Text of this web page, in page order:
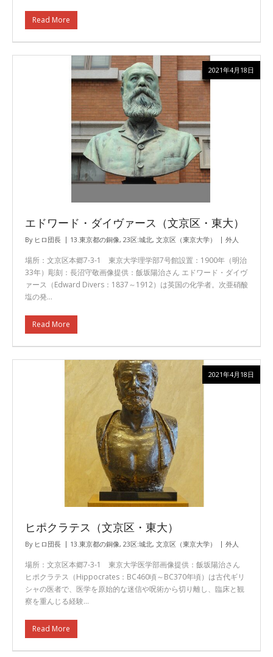
Read More
エドワード・ダイヴァース（文京区・東大）
By ヒロ団長 13.東京都の銅像, 23区:城北, 文京区（東京大学） 外人
場所：文京区本郷7-3-1 東京大学理学部7号館設置：1900年（明治
33年）彫刻：長沼守敬画像提供：飯坂陽治さん エドワード・ダイヴ
ァース（Edward Divers：1837～1912）は英国の化学者。次亜硝酸
塩の発…
Read More
2021年4月18日
ヒポクラテス（文京区・東大）
By ヒロ団長 13.東京都の銅像, 23区:城北, 文京区（東京大学） 外人
場所：文京区本郷7-3-1 東京大学医学部画像提供：飯坂陽治さん
ヒポクラテス（Hippocrates：BC460頃～BC370年頃）は古代ギリ
シャの医者で、医学を原始的な迷信や呪術から切り離し、臨床と観
察を重んじる経験…
Read More
2021年4月18日